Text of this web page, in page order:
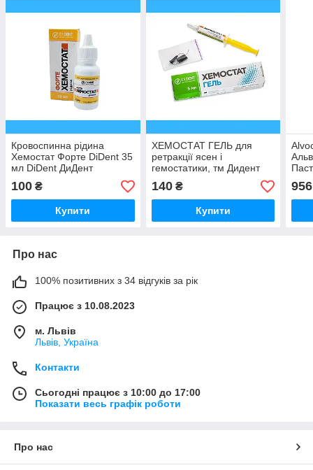
Кровоспинна рідина
Хемостат Форте DiDent 35
мл DiDent ДиДент
Hemostat Forte liquid
Dident
100 ₴
Купити
ХЕМОСТАТ ГЕЛЬ для
ретракції ясен і
гемостатики, тм Дидент
Hemostat gel Forte, Dident
140₴
Купити
956
Про нас
100% позитивних з 34 відгуків за рік
Працює з 10.08.2023
м. Львів
Львів, Україна
Контакти
Сьогодні працює з 10:00 до 17:00
Показати весь графік роботи
Про нас